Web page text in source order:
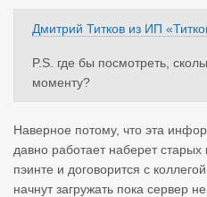
Дмитрий Титков из ИП
P.S. где бы посмотреть,
моменту?
Наверное потому, что эта
давно работает наберет
пэинте и договорится с
начнут загружать пока сервер